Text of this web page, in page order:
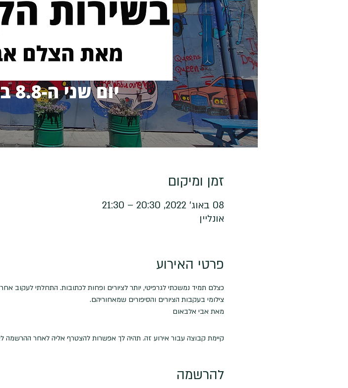
זמן ומיקום
08 באוג׳ 2022, 20:30 – 21:30
אונליין
פרטי האירוע
כצלם תמיד נמשכתי לגרפיטי, יותר לציורים ופחות לכתובות. התחלתי לעקוב
צילומי בעקבות הציורים והסיפורים שמאחוריהם.
מאת אבי אלבאום
קיימת קבוצה עבור אירוע זה. תהיה לך אפשרות להצטרף אליה לאחר ההרשמה
להרשמה